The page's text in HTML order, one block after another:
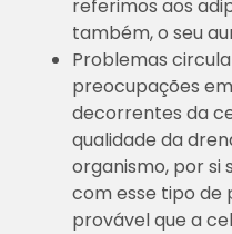
referimos aos
também, o seu
Problemas
preocupações
decorrentes da
qualidade da
organismo, por si
com esse tipo de
provável que a